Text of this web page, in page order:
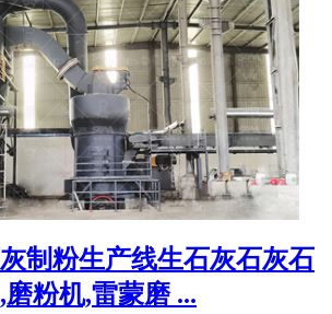
制粉生产线生石灰石灰石
粉机,雷蒙磨 ...